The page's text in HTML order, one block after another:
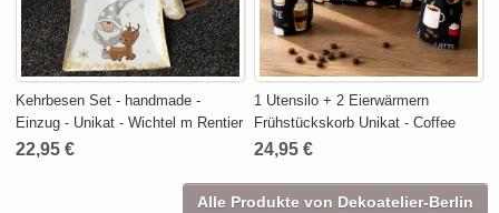
Kehrbesen Set - handmade -
Einzug - Unikat - Wichtel m Rentier
22,95 €
1 Utensilo + 2 Eierwärmern
Frühstückskorb Unikat - Coffee
24,95 €
Alle Produkte von Dekoatelier-Berlin